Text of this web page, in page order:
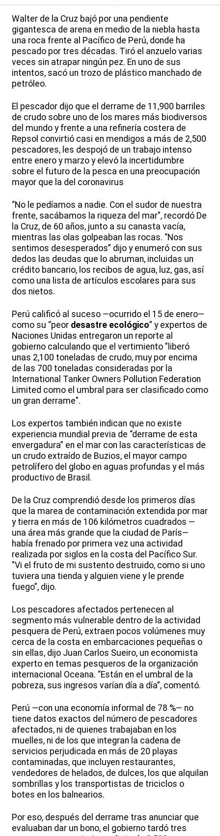
Walter de la Cruz bajó por una pendiente
gigantesca de arena en medio de la niebla hasta
una roca frente al Pacífico de Perú, donde ha
pescado por tres décadas. Tiró el anzuelo varias
veces sin atrapar ningún pez. En uno de sus
intentos, sacó un trozo de plástico manchado de
petróleo.
El pescador dijo que el derrame de 11,900 barriles
de crudo sobre uno de los mares más biodiversos
del mundo y frente a una refinería costera de
Repsol convirtió casi en mendigos a más de 2,500
pescadores, les despojó de un trabajo intenso
entre enero y marzo y elevó la incertidumbre
sobre el futuro de la pesca en una preocupación
mayor que la del coronavirus
“No le pedíamos a nadie. Con el sudor de nuestra
frente, sacábamos la riqueza del mar", recordó De
la Cruz, de 60 años, junto a su canasta vacía,
mientras las olas golpeaban las rocas. “Nos
sentimos desesperados” dijo y enumeró con sus
dedos las deudas que lo abruman, incluidas un
crédito bancario, los recibos de agua, luz, gas, así
como una lista de artículos escolares para sus
dos nietos.
Perú calificó al suceso —ocurrido el 15 de enero—
como su “peor desastre ecológico” y expertos de
Naciones Unidas entregaron un reporte al
gobierno calculando que el vertimiento "liberó
unas 2,100 toneladas de crudo, muy por encima
de las 700 toneladas consideradas por la
International Tanker Owners Pollution Federation
Limited como el umbral para ser clasificado como
un gran derrame".
Los expertos también indican que no existe
experiencia mundial previa de “derrame de esta
envergadura” en el mar con las características de
un crudo extraído de Buzios, el mayor campo
petrolífero del globo en aguas profundas y el más
productivo de Brasil.
De la Cruz comprendió desde los primeros días
que la marea de contaminación extendida por mar
y tierra en más de 106 kilómetros cuadrados —
una área más grande que la ciudad de París—
había frenado por primera vez una actividad
realizada por siglos en la costa del Pacífico Sur.
"Vi el fruto de mi sustento destruido, como si uno
tuviera una tienda y alguien viene y le prende
fuego”, dijo.
Los pescadores afectados pertenecen al
segmento más vulnerable dentro de la actividad
pesquera de Perú, extraen pocos volúmenes muy
cerca de la costa en embarcaciones pequeñas o
sin ellas, dijo Juan Carlos Sueiro, un economista
experto en temas pesqueros de la organización
internacional Oceana. “Están en el umbral de la
pobreza, sus ingresos varían día a día”, comentó.
Perú —con una economía informal de 78 %— no
tiene datos exactos del número de pescadores
afectados, ni de quienes trabajaban en los
muelles, ni de los que integran la cadena de
servicios perjudicada en más de 20 playas
contaminadas, que incluyen restaurantes,
vendedores de helados, de dulces, los que alquilan
sombrillas y los transportistas de triciclos o
botes en los balnearios.
Por eso, después del derrame tras anunciar que
evaluaban dar un bono, el gobierno tardó tres